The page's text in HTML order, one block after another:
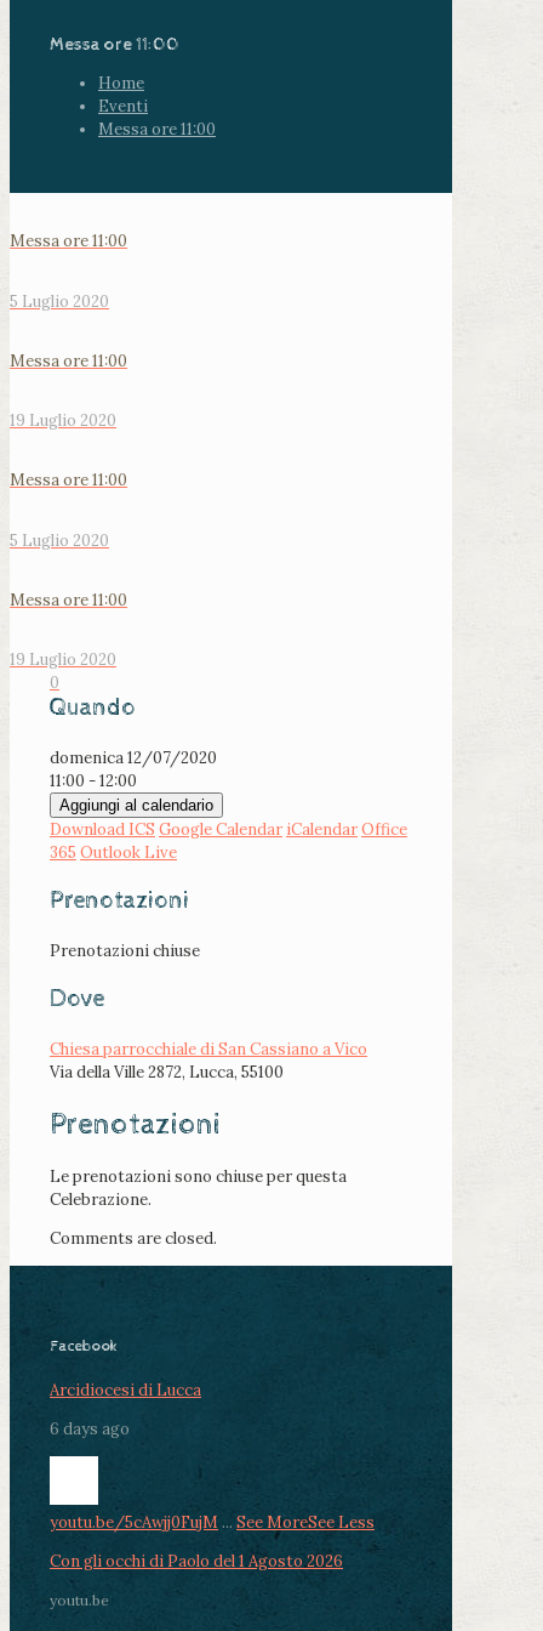
Messa ore 11:00
Home
Eventi
Messa ore 11:00
Messa ore 11:00
5 Luglio 2020
Messa ore 11:00
19 Luglio 2020
Messa ore 11:00
5 Luglio 2020
Messa ore 11:00
19 Luglio 2020
0
Quando
domenica 12/07/2020
11:00 - 12:00
Aggiungi al calendario
Download ICS Google Calendar iCalendarOffice
365 Outlook Live
Prenotazioni
Prenotazioni chiuse
Dove
Chiesa parrocchiale di San Cassiano a Vico
Via della Ville 2872, Lucca, 55100
Prenotazioni
Le prenotazioni sono chiuse per questa
Celebrazione.
Comments are closed.
Facebook
Arcidiocesi di Lucca
6 days ago
youtu.be/5cAwjj0FujM ... See MoreSee Less
Con gli occhi di Paolo del 1 Agosto 2026
youtu.be